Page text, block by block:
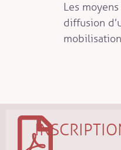
Les
diffusion